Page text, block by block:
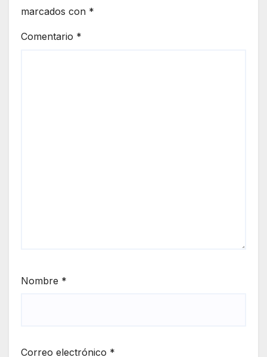
marcados con *
Comentario *
Nombre *
Correo electrónico *